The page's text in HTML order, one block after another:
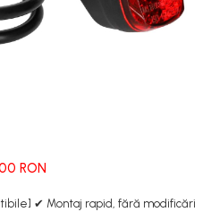
lumini
RON
✔ Montaj rapid, fără modificări